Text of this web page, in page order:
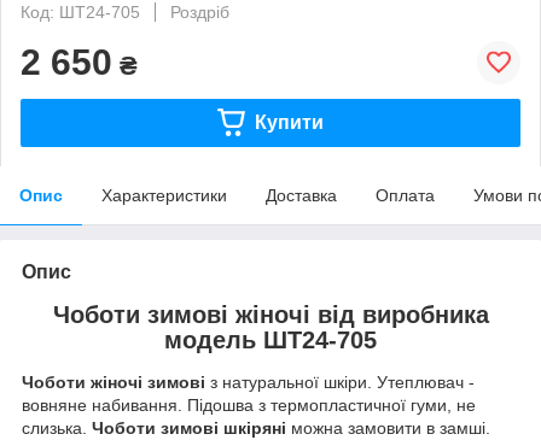
Код: ШТ24-705
Роздріб
2 650 ₴
Купити
Опис Характеристики Доставка Оплата Умови
Опис
Чоботи зимові жіночі від виробника
модель ШТ24-705
Чоботи жіночі зимові з натуральної шкіри. Утеплювач -
вовняне набивання. Підошва з термопластичної гуми, не
слизька. Чоботи зимові шкіряні можна замовити в замші.